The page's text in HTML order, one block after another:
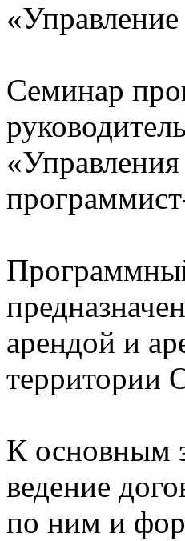
Семинар
арендой и
территории
К основным
ведение
по ним и